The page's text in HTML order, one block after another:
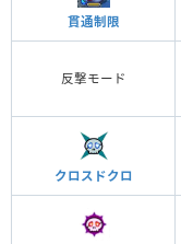
貫通制限
反撃モード
クロスドクロ